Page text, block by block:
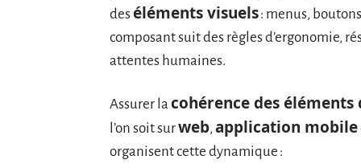
deséléments visuels: menus,
composant suit des règles d’ergonomie,
attentes humaines.
Assurer la cohérence des
l’on soit surweb,application mobile
organisent cette dynamique :